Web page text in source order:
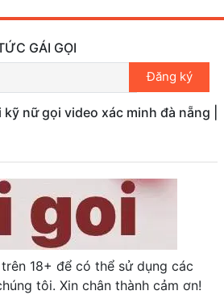
GÁI GỌI
Đăng ký
nữ gọi video xác minh đà nẵng |
18+ để có thể sử dụng các
tôi. Xin chân thành cảm ơn!